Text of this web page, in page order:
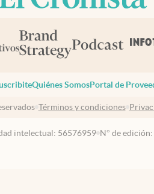
Quiénes SomosPortal de
Términos y condiciones
intelectual: 56576959 N° de